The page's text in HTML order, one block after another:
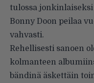
tulossa
Bonny Doon peilaa
vahvasti.
Rehellisesti sanoen
kolmanteen
bändinä äskettäin